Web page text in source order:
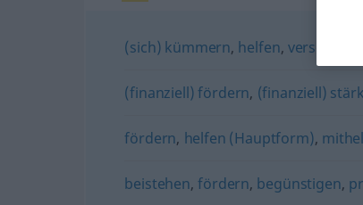
(sich) kümmern, helfen, versorgen
(finanziell) fördern, (finanziell)
fördern, helfen (Hauptform),
beistehen,fördern, begünstigen,